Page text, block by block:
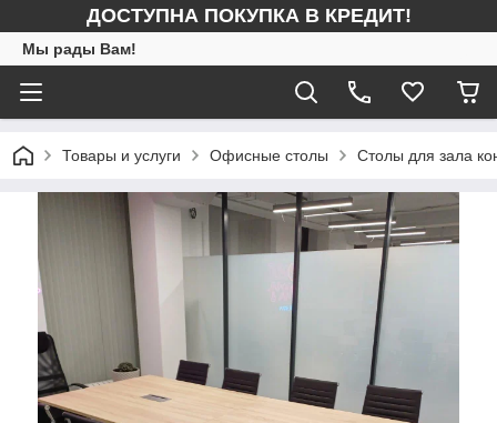
ДОСТУПНА ПОКУПКА В КРЕДИТ!
Мы рады Вам!
Товары и услуги Офисные столы Столы для зала